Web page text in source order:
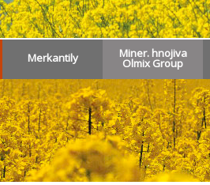
Merkantily Miner. hnojiva
Olmix Group